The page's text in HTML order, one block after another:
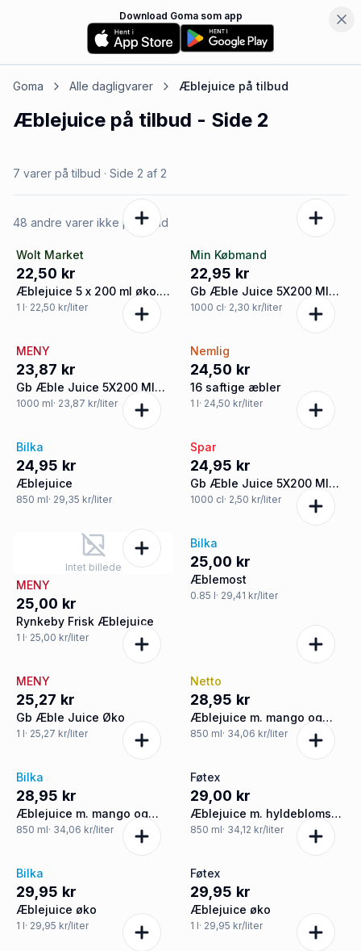
Download Goma som app
Goma Alle dagligvarer Æblejuice på tilbud
Æblejuice på tilbud - Side 2
7 varer på tilbud · Side 2 af 2
48 andre varer ikke på tilbud
Wolt Market
22,50 kr
Æblejuice 5 x 200 ml øko.
Grøn Balance
1 l· 22,50 kr/liter
Min Købmand
22,95 kr
Gb Æble Juice 5X200 Ml
Øko
1000 cl· 2,30 kr/liter
MENY
23,87 kr
Gb Æble Juice 5X200 Ml
Øko
1000 ml· 23,87 kr/liter
Nemlig
24,50 kr
16 saftige æbler
1 l· 24,50 kr/liter
Bilka
24,95 kr
Æblejuice
850 ml· 29,35 kr/liter
Spar
24,95 kr
Gb Æble Juice 5X200 Ml
Øko
1000 cl· 2,50 kr/liter
Intet billede
MENY
25,00 kr
Rynkeby Frisk Æblejuice
1 l· 25,00 kr/liter
Bilka
25,00 kr
Æblemost
0.85 l· 29,41 kr/liter
MENY
25,27 kr
Gb Æble Juice Øko
1 l· 25,27 kr/liter
Netto
28,95 kr
Æblejuice m. mango og
hindbær delvis fra
850 ml· 34,06 kr/liter
Bilka
28,95 kr
Æblejuice m. mango og
hindbær delvis fra
850 ml· 34,06 kr/liter
Føtex
29,00 kr
Æblejuice m. hyldeblomst
øko
850 ml· 34,12 kr/liter
Bilka
29,95 kr
Æblejuice øko
1 l· 29,95 kr/liter
Føtex
29,95 kr
Æblejuice øko
1 l· 29,95 kr/liter